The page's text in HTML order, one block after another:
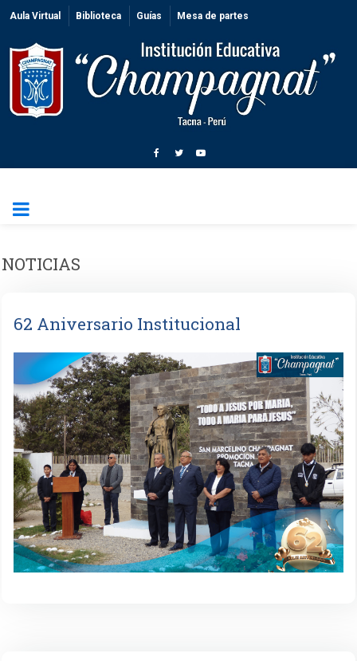
Aula Virtual Biblioteca Guías Mesa de partes
NOTICIAS
62 Aniversario Institucional